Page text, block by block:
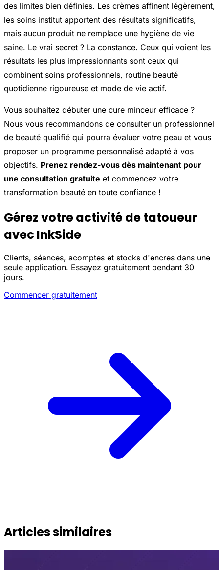
des limites bien définies. Les crèmes affinent légèrement,
les soins institut apportent des résultats significatifs,
mais aucun produit ne remplace une hygiène de vie
saine. Le vrai secret ? La constance. Ceux qui voient les
résultats les plus impressionnants sont ceux qui
combinent soins professionnels, routine beauté
quotidienne rigoureuse et mode de vie actif.
Vous souhaitez débuter une cure minceur efficace ?
Nous vous recommandons de consulter un professionnel
de beauté qualifié qui pourra évaluer votre peau et vous
proposer un programme personnalisé adapté à vos
objectifs. Prenez rendez-vous dès maintenant pour
une consultation gratuite et commencez votre
transformation beauté en toute confiance !
Gérez votre activité de tatoueur
avec InkSide
Clients, séances, acomptes et stocks d'encres dans une
seule application. Essayez gratuitement pendant 30
jours.
Commencer gratuitement
Articles similaires